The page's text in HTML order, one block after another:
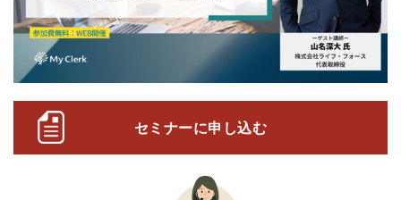
セミナーに申し込む